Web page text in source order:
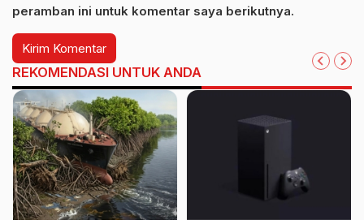
peramban ini untuk komentar saya berikutnya.
REKOMENDASI UNTUK ANDA